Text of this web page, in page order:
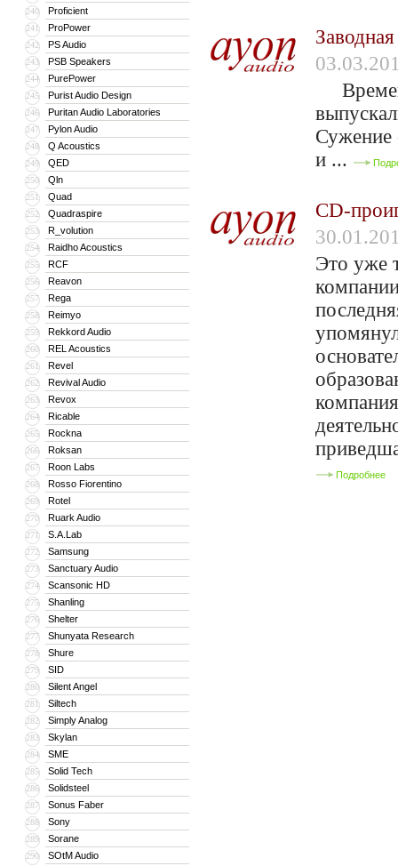
240 Proficient
241 ProPower
242 PS Audio
243 PSB Speakers
244 PurePower
245 Purist Audio Design
246 Puritan Audio Laboratories
247 Pylon Audio
248 Q Acoustics
249 QED
250 Qln
251 Quad
252 Quadraspire
253 R_volution
254 Raidho Acoustics
255 RCF
256 Reavon
257 Rega
258 Reimyo
259 Rekkord Audio
260 REL Acoustics
261 Revel
262 Revival Audio
263 Revox
264 Ricable
265 Rockna
266 Roksan
267 Roon Labs
268 Rosso Fiorentino
269 Rotel
270 Ruark Audio
271 S.A.Lab
272 Samsung
273 Sanctuary Audio
274 Scansonic HD
275 Shanling
276 Shelter
277 Shunyata Research
278 Shure
279 SID
280 Silent Angel
281 Siltech
282 Simply Analog
283 Skylan
284 SME
285 Solid Tech
286 Solidsteel
287 Sonus Faber
288 Sony
289 Sorane
290 SOtM Audio
Сужение
и ...
CD-
Это уже
Подробнее